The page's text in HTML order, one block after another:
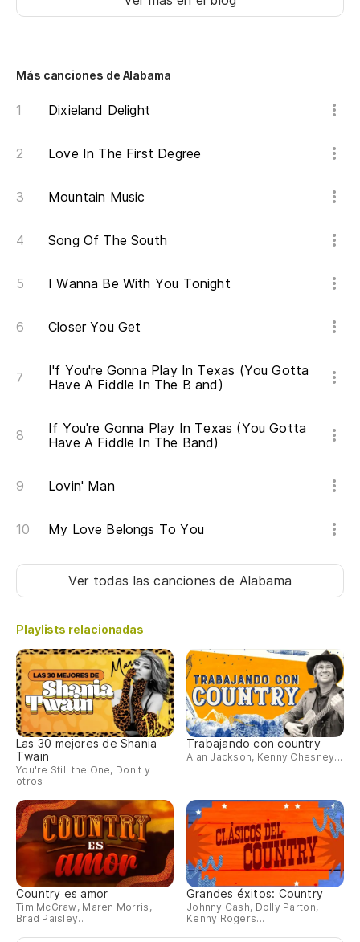
Más canciones de Alabama
Dixieland Delight
Love In The First Degree
Mountain Music
Song Of The South
I Wanna Be With You Tonight
Closer You Get
I'f You're Gonna Play In Texas (You Gotta
Have A Fiddle In The B and)
If You're Gonna Play In Texas (You Gotta
Have A Fiddle In The Band)
Lovin' Man
My Love Belongs To You
Ver todas las cancionesde Alabama
Playlists relacionadas
Las 30 mejores de Shania
Twain
You're Still the One, Don't y
otros
Trabajando con country
Alan Jackson, Kenny Chesney...
Country es amor
Tim McGraw, Maren Morris,
Brad Paisley..
Grandes éxitos: Country
Johnny Cash, Dolly Parton,
Kenny Rogers...